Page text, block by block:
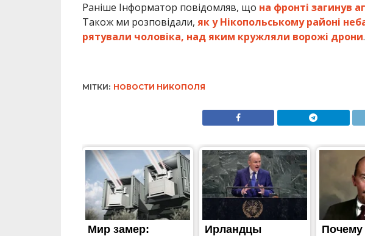
Раніше Інформатор повідомляв, що на фронті загинув
Також ми розповідали, як у Нікопольському районі
рятували чоловіка, над яким кружляли ворожі дрони.
МІТКИ: НОВОСТИ НИКОПОЛЯ